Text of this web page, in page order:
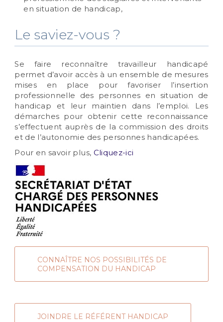
en situation de handicap,
Le saviez-vous ?
Se faire reconnaître travailleur handicapé
permet d’avoir accès à un ensemble de mesures
mises en place pour favoriser l’insertion
professionnelle des personnes en situation de
handicap et leur maintien dans l’emploi. Les
démarches pour obtenir cette reconnaissance
s’effectuent auprès de la commission des droits
et de l’autonomie des personnes handicapées.
Pour en savoir plus, Cliquez-ici
CONNAÎTRE NOS POSSIBILITÉS DE
COMPENSATION DU HANDICAP
JOINDRE LE RÉFÉRENT HANDICAP